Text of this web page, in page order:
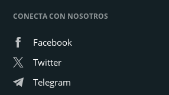
CONECTA CON NOSOTROS
Facebook
Twitter
Telegram